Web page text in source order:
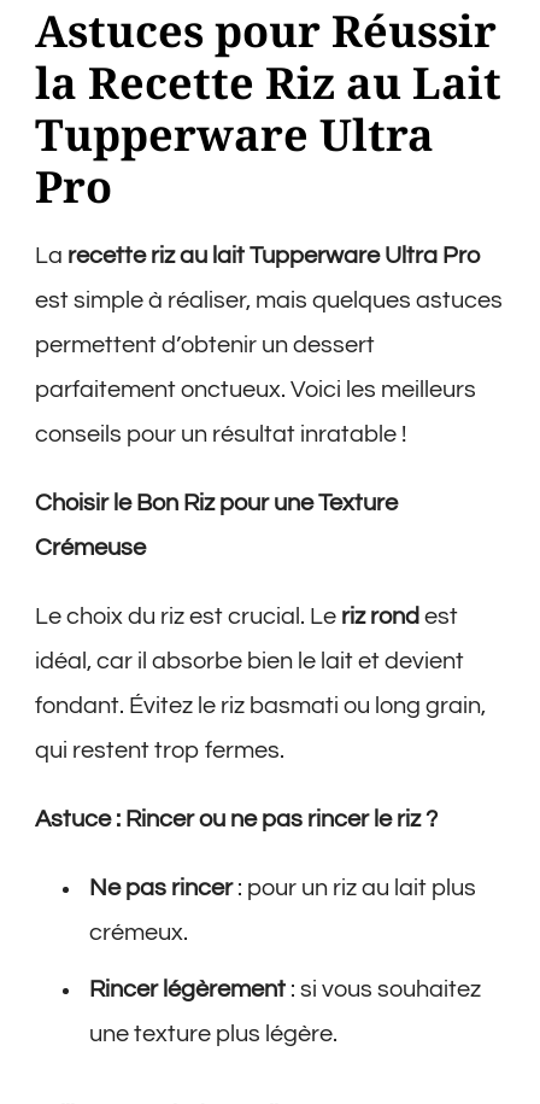
Astuces pour Réussir
la Recette Riz au Lait
Tupperware Ultra
Pro
La recette riz au lait Tupperware Ultra Pro
est simple à réaliser, mais quelques astuces
permettent d’obtenir un dessert
parfaitement onctueux. Voici les meilleurs
conseils pour un résultat inratable !
Choisir le Bon Riz pour une Texture
Crémeuse
Le choix du riz est crucial. Le riz rond est
idéal, car il absorbe bien le lait et devient
fondant. Évitez le riz basmati ou long grain,
qui restent trop fermes.
Astuce : Rincer ou ne pas rincer le riz ?
Ne pas rincer: pour un riz au lait plus
crémeux.
Rincer légèrement : si vous souhaitez
une texture plus légère.